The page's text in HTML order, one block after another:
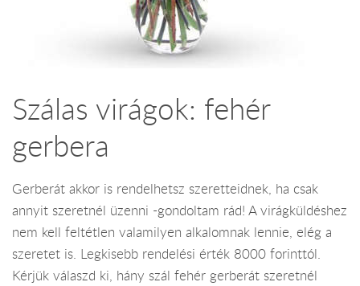
Szálas virágok: fehér
gerbera
Gerberát akkor is rendelhetsz szeretteidnek, ha csak
annyit szeretnél üzenni -gondoltam rád! A virágküldéshez
nem kell feltétlen valamilyen alkalomnak lennie, elég a
szeretet is. Legkisebb rendelési érték 8000 forinttól.
Kérjük válaszd ki, hány szál fehér gerberát szeretnél